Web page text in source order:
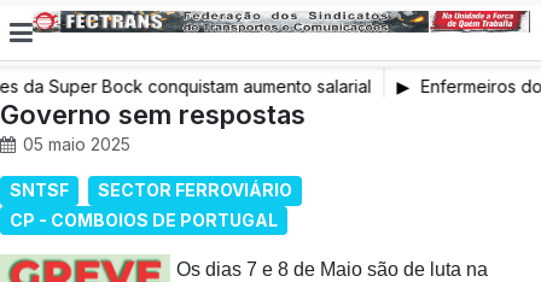
da Super Bock conquistam aumento salarial
Enfermeiros do
Governo sem respostas
05 maio 2025
SNTSF
SECTOR FERROVIÁRIO
CP - COMBOIOS DE PORTUGAL
Os dias 7 e 8 de Maio são de luta na